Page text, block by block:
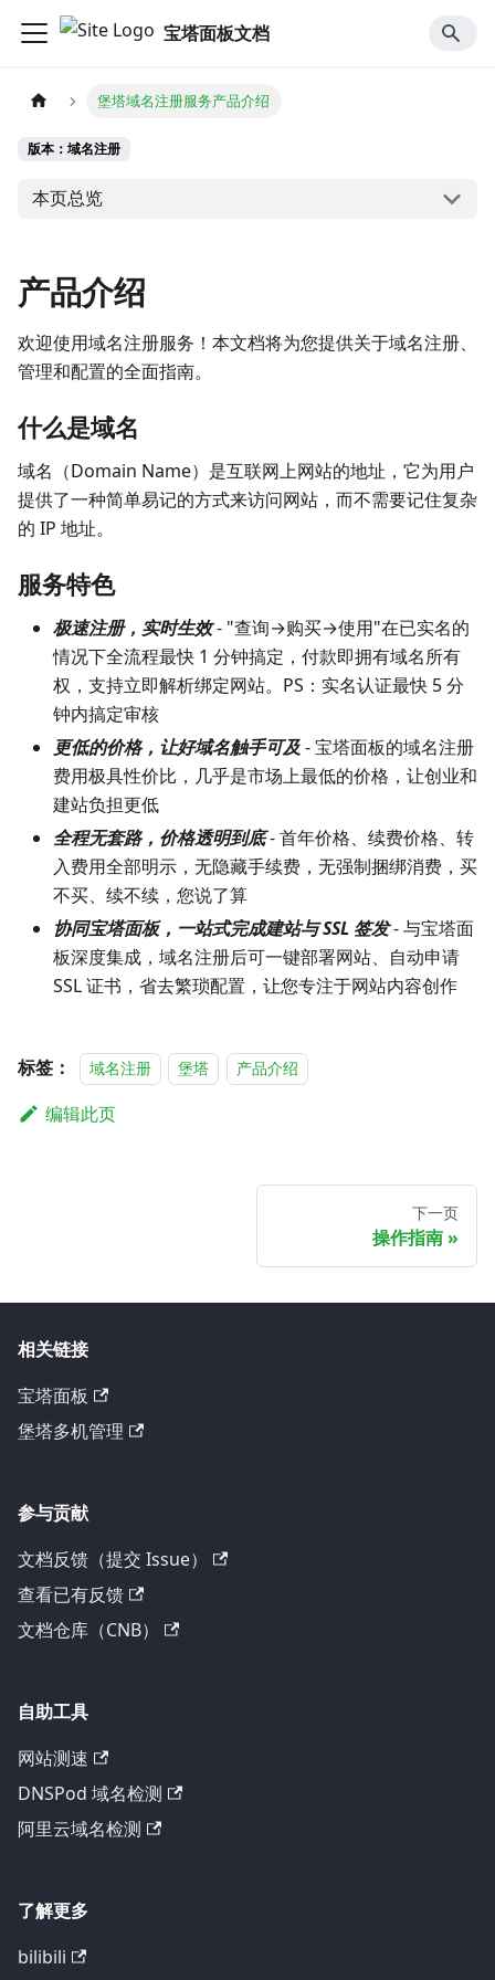
宝塔面板文档
堡塔域名注册服务产品介绍
版本：域名注册
本页总览
产品介绍
欢迎使用域名注册服务！本文档将为您提供关于域名注册、
管理和配置的全面指南。
什么是域名
域名（Domain Name）是互联网上网站的地址，它为用户
提供了一种简单易记的方式来访问网站，而不需要记住复杂
的 IP 地址。
服务特色
极速注册，实时生效- "查询→购买→使用"在已实名的
情况下全流程最快 1 分钟搞定，付款即拥有域名所有
权，支持立即解析绑定网站。PS：实名认证最快 5 分
钟内搞定审核
更低的价格，让好域名触手可及- 宝塔面板的域名注册
费用极具性价比，几乎是市场上最低的价格，让创业和
建站负担更低
全程无套路，价格透明到底- 首年价格、续费价格、转
入费用全部明示，无隐藏手续费，无强制捆绑消费，买
不买、续不续，您说了算
协同宝塔面板，一站式完成建站与 SSL 签发- 与宝塔面
板深度集成，域名注册后可一键部署网站、自动申请
SSL 证书，省去繁琐配置，让您专注于网站内容创作
标签： 域名注册 堡塔 产品介绍
编辑此页
下一页
操作指南
相关链接
宝塔面板
堡塔多机管理
参与贡献
文档反馈（提交 Issue）
查看已有反馈
文档仓库（CNB）
自助工具
网站测速
DNSPod 域名检测
阿里云域名检测
了解更多
bilibili